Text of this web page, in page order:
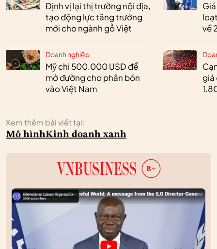
Định vị lại thị trường nội địa,
tạo động lực tăng trưởng
mới cho ngành gỗ Việt
Doanh nghiệp
Mỹ chi 500.000 USD để
mở đường cho phân bón
vào Việt Nam
về
giá
Xem thêm bài viết tại:
Mô hìnhKinh doanh xanh